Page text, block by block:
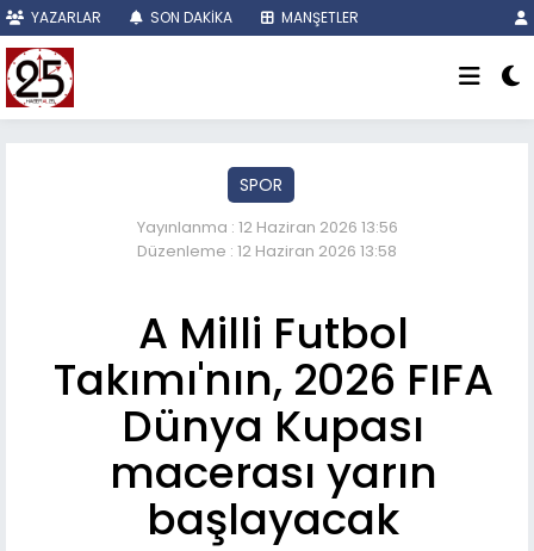
YAZARLAR SON DAKİKA MANŞETLER
SPOR
Yayınlanma : 12 Haziran 2026 13:56
Düzenleme : 12 Haziran 2026 13:58
A Milli Futbol
Takımı'nın, 2026 FIFA
Dünya Kupası
macerası yarın
başlayacak